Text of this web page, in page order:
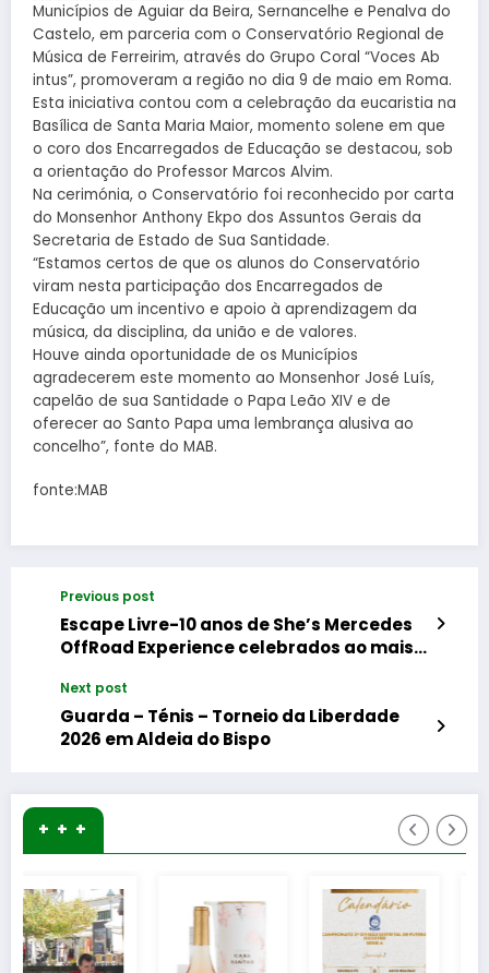
Municípios de Aguiar da Beira, Sernancelhe e Penalva do
Castelo, em parceria com o Conservatório Regional de
Música de Ferreirim, através do Grupo Coral “Voces Ab
intus”, promoveram a região no dia 9 de maio em Roma.
Esta iniciativa contou com a celebração da eucaristia na
Basílica de Santa Maria Maior, momento solene em que
o coro dos Encarregados de Educação se destacou, sob
a orientação do Professor Marcos Alvim.
Na cerimónia, o Conservatório foi reconhecido por carta
do Monsenhor Anthony Ekpo dos Assuntos Gerais da
Secretaria de Estado de Sua Santidade.
“Estamos certos de que os alunos do Conservatório
viram nesta participação dos Encarregados de
Educação um incentivo e apoio à aprendizagem da
música, da disciplina, da união e de valores.
Houve ainda oportunidade de os Municípios
agradecerem este momento ao Monsenhor José Luís,
capelão de sua Santidade o Papa Leão XIV e de
oferecer ao Santo Papa uma lembrança alusiva ao
concelho”, fonte do MAB.
fonte:MAB
Previous post
Escape Livre-10 anos de She’s Mercedes
OffRoad Experience celebrados ao mais
Next post
Guarda – Ténis – Torneio da Liberdade
2026 em Aldeia do Bispo
+ + +